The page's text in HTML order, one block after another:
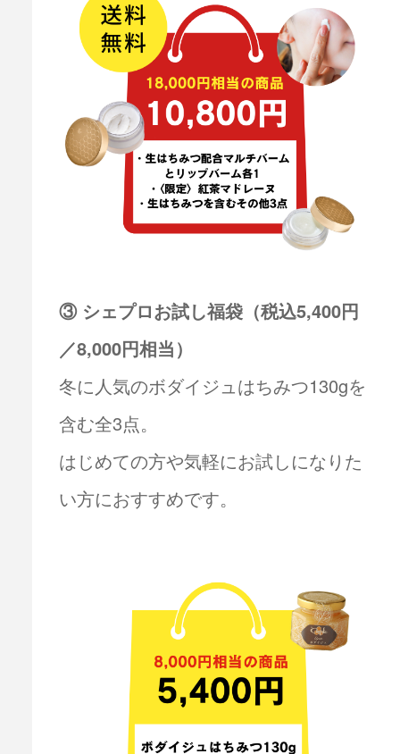
③ シェプロお試し福袋（税込5,400円
／8,000円相当）
冬に人気のボダイジュはちみつ130gを
含む全3点。
はじめての方や気軽にお試しになりた
い方におすすめです。